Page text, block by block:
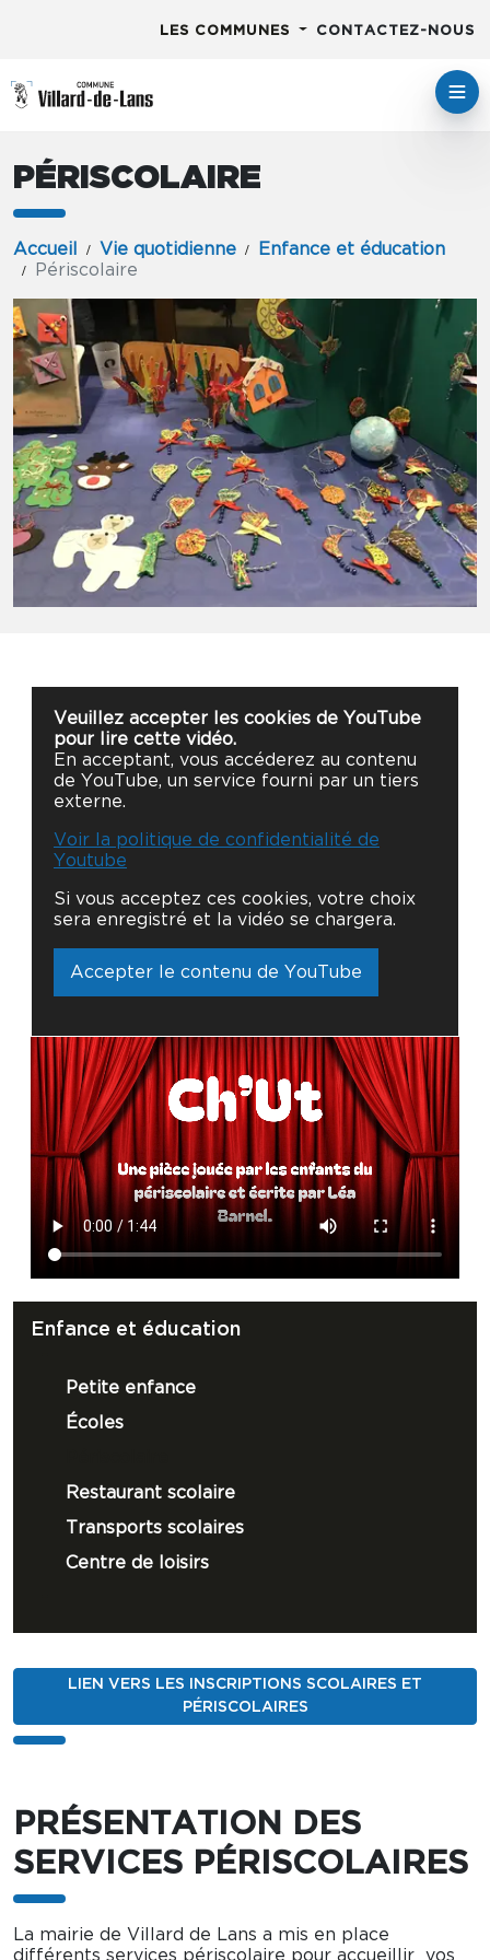
LES COMMUNES CONTACTEZ-NOUS
PÉRISCOLAIRE
Accueil Vie quotidienne
Enfance et éducation
Périscolaire
Veuillez accepter les cookies de YouTube
pour lire cette vidéo.
En acceptant, vous accéderez au contenu
de YouTube, un service fourni par un tiers
externe.
Voir la politique de confidentialité de
Youtube
Si vous acceptez ces cookies, votre choix
sera enregistré et la vidéo se chargera.
Accepter le contenu de YouTube
Enfance et éducation
Petite enfance
Écoles
Restaurant scolaire
Transports scolaires
Centre de loisirs
LIEN VERS LES INSCRIPTIONS SCOLAIRES ET
PÉRISCOLAIRES
PRÉSENTATION DES
SERVICES PÉRISCOLAIRES
La mairie de Villard de Lans a mis en place
différents services périscolaire pour accueillir vos